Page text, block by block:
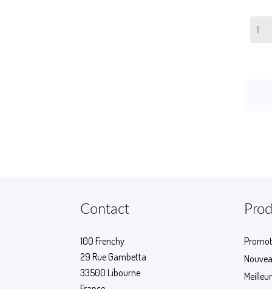
Contact
100 Frenchy
29 Rue Gambetta
33500 Libourne